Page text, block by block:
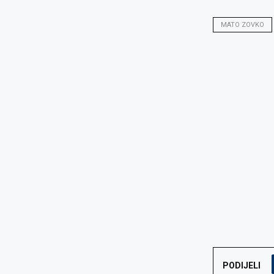
MATO ZOVKO
PODIJELI